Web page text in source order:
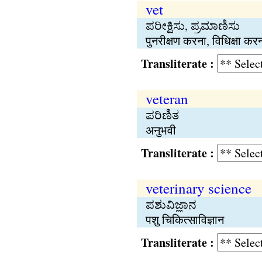
vet
ಪರೀಕ್ಷಿಸು, ಪ್ರಮಾಣಿಸು
पुनरीक्षण करना, विधिक्षा
Transliterate :
veteran
ಪರಿಣಿತ
अनुभवी
Transliterate :
veterinary science
ಪಶುವಿಜ್ಞಾನ
पशु चिकित्साविज्ञान
Transliterate :